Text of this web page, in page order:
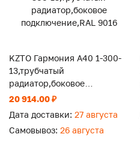
KZTO Гармония А40 1-300-
13,трубчатый
радиатор,боковое
подключение,RAL 9016
20 914.00 ₽
Дата доставки: 27 августа
Самовывоз: 26 августа